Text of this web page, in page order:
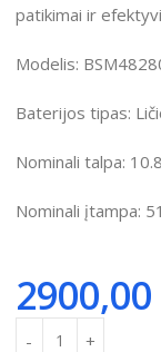
patikimai ir
Modelis:
Baterijos tipas:
Nominali talpa:
Nominali įtampa:
2900,00